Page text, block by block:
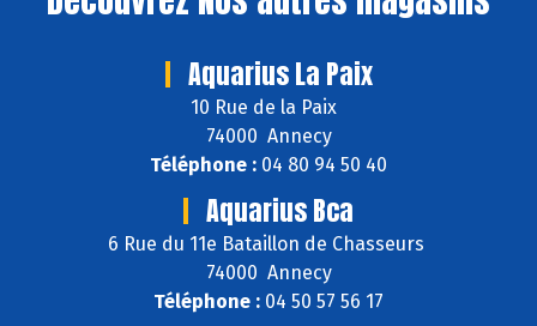
Aquarius La Paix
10 Rue de la Paix
74000 Annecy
Téléphone : 04 80 94 50 40
Aquarius Bca
6 Rue du 11e Bataillon de Chasseurs
74000 Annecy
Téléphone : 04 50 57 56 17